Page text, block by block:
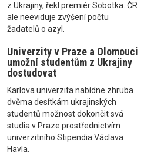
z Ukrajiny, řekl premiér Sobotka. ČR
ale neeviduje zvýšení počtu
žadatelů o azyl.
Univerzity v Praze a Olomouci
umožní studentům z Ukrajiny
dostudovat
Karlova univerzita nabídne zhruba
dvěma desítkám ukrajinských
studentů možnost dokončit svá
studia v Praze prostřednictvím
univerzitního Stipendia Václava
Havla.